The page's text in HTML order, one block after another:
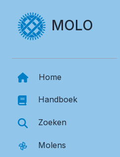
MOLO
Home
Handboek
Zoeken
Molens